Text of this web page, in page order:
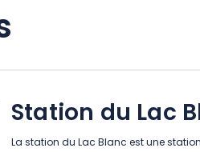
Station du Lac
La station du Lac Blanc est une